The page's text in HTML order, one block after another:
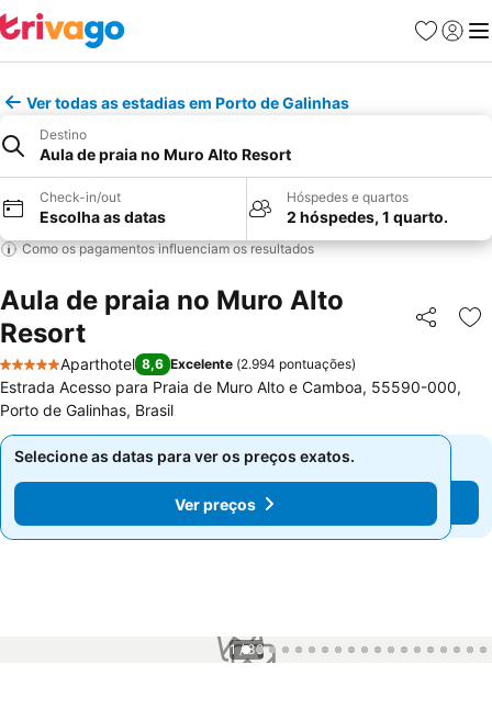
Favoritos
Iniciar
Ver todas as estadias em Porto de Galinhas
Destino
Aula de praia no Muro Alto Resort
Check-in/out
Escolha as datas
Hóspedes e quartos
2 hóspedes, 1 quarto.
Como os pagamentos influenciam os resultados
Aula de praia no Muro Alto
Resort
Partilhar
5 Estrelas
Aparthotel 8,6 Excelente (2.994 pontuações)
Estrada Acesso para Praia de Muro Alto e Camboa, 55590-000,
Porto de Galinhas, Brasil
Selecione as datas para ver os preços exatos.
Ver preços
Selecione as datas para ver os preços exatos.
Ver preços
1 / 39